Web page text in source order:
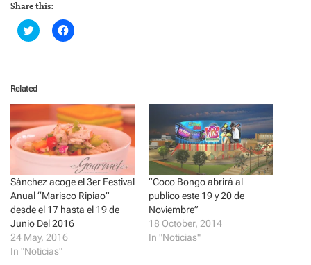
Share this:
C
l
t
o
s
r
e
o
n
T
i
t
t
e
r
O
p
e
n
C
l
a
r
e
o
n
F
a
c
e
b
o
o
k
(
Related
Sánchez acoge el 3er Festival
Anual “Marisco Ripiao”
desde el 17 hasta el 19 de
Junio Del 2016
24 May, 2016
In "Noticias"
“Coco Bongo abrirá al
publico este 19 y 20 de
Noviembre”
18 October, 2014
In "Noticias"